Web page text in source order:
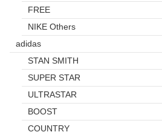
FREE
NIKE Others
adidas
STAN SMITH
SUPER STAR
ULTRASTAR
BOOST
COUNTRY